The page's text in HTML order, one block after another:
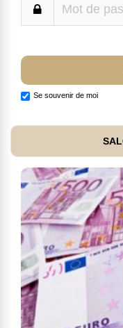
Se souvenir de moi